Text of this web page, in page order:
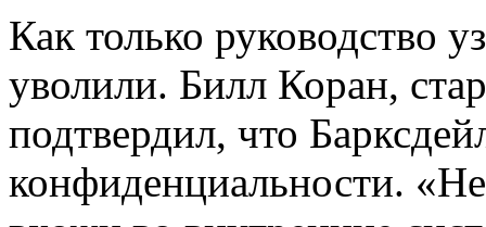
Как только руководство
уволили. Билл Коран,
подтвердил, что
конфиденциальности.